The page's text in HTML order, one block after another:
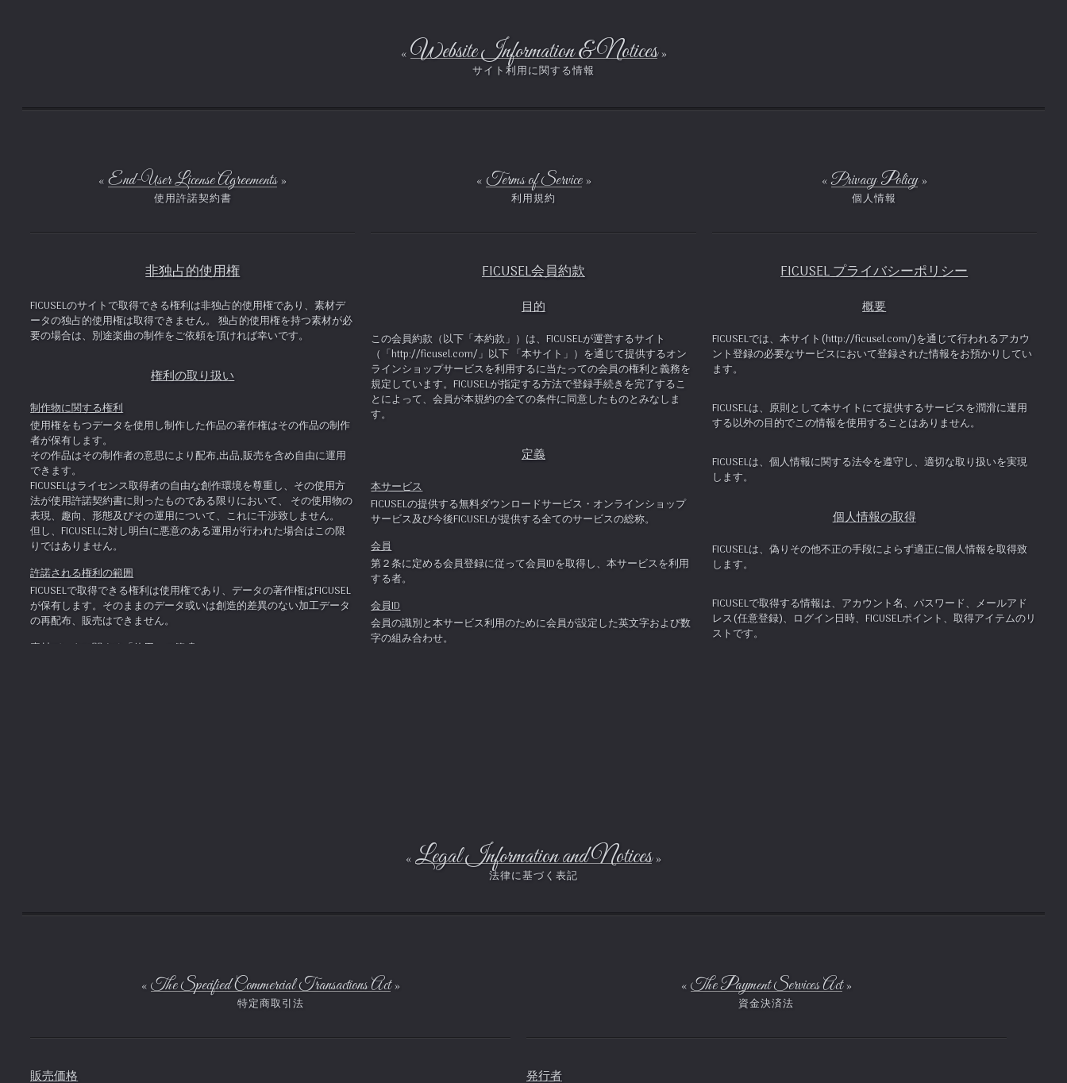
Website Information & Notices
End-User License Agreements
非独占的使用権
FICUSELのサイトで取得できる権利は非独占的使用権であり、素材デ
ータの独占的使用権は取得できません。 独占的使用権を持つ素材が必
要の場合は、別途楽曲の制作をご依頼を頂ければ幸いです。
権利の取り扱い
制作物に関する権利
使用権をもつデータを使用し制作した作品の著作権はその作品の制作
者が保有します。
その作品はその制作者の意思により配布,出品,販売を含め自由に運用
できます。
FICUSELはライセンス取得者の自由な創作環境を尊重し、その使用方
法が使用許諾契約書に則ったものである限りにおいて、 その使用物の
表現、趣向、形態及びその運用について、これに干渉致しません。
但し、FICUSELに対し明白に悪意のある運用が行われた場合はこの限
りではありません。
許諾される権利の範囲
FICUSELで取得できる権利は使用権であり、データの著作権はFICUSEL
が保有します。そのままのデータ或いは創造的差異のない加工データ
の再配布、販売はできません。
素材データに関する「使用」の範疇
Terms of Service
FICUSEL会員約款
目的
この会員約款（以下「本約款」）は、FICUSELが運営するサイト
（「http://ficusel.com/」以下 「本サイト」）を通じて提供するオン
ラインショップサービスを利用するに当たっての会員の権利と義務を
規定しています。FICUSELが指定する方法で登録手続きを完了するこ
とによって、会員が本規約の全ての条件に同意したものとみなしま
す。
定義
本サービス
FICUSELの提供する無料ダウンロードサービス・オンラインショップ
サービス及び今後FICUSELが提供する全てのサービスの総称。
会員
第２条に定める会員登録に従って会員IDを取得し、本サービスを利用
する者。
会員ID
会員の識別と本サービス利用のために会員が設定した英文字および数
字の組み合わせ。
2.FICUSELは本サイトに公示することにより本約款を随時変更すること
し、本約款を承諾の後、 所定の方法に従って会員登録を行うものとし
ます。 本サービス利用希望者が未成年者である場合、保護者から事前
Privacy Policy
FICUSEL プライバシーポリシー
概要
FICUSELでは、本サイト(http://ficusel.com/)を通じて行われるアカウ
ント登録の必要なサービスにおいて登録された情報をお預かりしてい
ます。
FICUSELは、原則として本サイトにて提供するサービスを潤滑に運用
する以外の目的でこの情報を使用することはありません。
FICUSELは、個人情報に関する法令を遵守し、適切な取り扱いを実現
します。
個人情報の取得
FICUSELは、偽りその他不正の手段によらず適正に個人情報を取得致
します。
FICUSELで取得する情報は、アカウント名、パスワード、メールアド
レス(任意登録)、ログイン日時、FICUSELポイント、取得アイテムのリ
ストです。
4.これらの個人情報は、バックアップデータの作成にも使用されま
Legal Information and Notices
The Specified Commercial Transactions Act
販売価格
The Payment Services Act
発行者